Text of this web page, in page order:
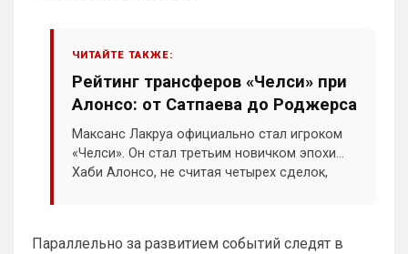
ЧИТАЙТЕ ТАКЖЕ:
Рейтинг трансферов «Челси» при
Алонсо: от Сатпаева до Роджерса
Максанс Лакруа официально стал игроком
«Челси». Он стал третьим новичком эпохи
Хаби Алонсо, не считая четырех сделок,
Параллельно за развитием событий следят в
Пацаны, будет время поставьте в профиле
будет отображаться в комментах. Писать с
Не хочу, я может ещё подумаю и
Барбилону к примеру поставлю или
Баварку. ))
пока только Челси работает у нас. Я еще